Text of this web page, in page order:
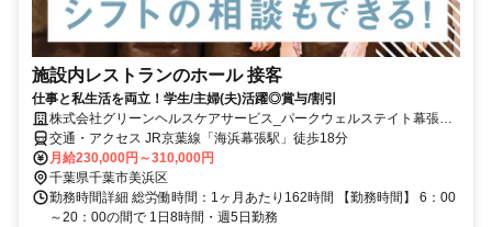
施設内レストランのホール 接客
仕事と私生活を両立！学生/主婦(夫)活躍◎賞与/割引
株式会社グリーンヘルスケアサービス_パークウェルステイト幕張ベ
イパーク_0P4989
交通・アクセス JR京葉線「海浜幕張駅」徒歩18分
月給230,000円～310,000円
千葉県千葉市美浜区
勤務時間詳細 総労働時間：1ヶ月あたり162時間 【勤務時間】 6：00
～20：00の間で 1日8時間・週5日勤務